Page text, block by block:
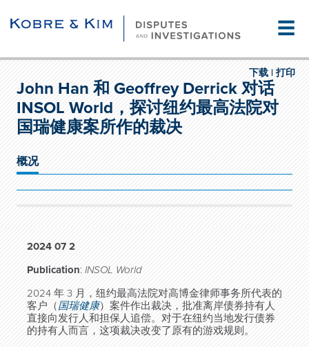
☰
打印
下载 |
John Han 和 Geoffrey Derrick 对话
INSOL World，探讨纽约最高法院对
国瑞健康案所作的裁决
概况
2024 07 2
Publication: INSOL World
2024 年 3 月，纽约最高法院对高博金律师事务所代表的
客户（国瑞健康）案件作出裁决，批准离岸债券持有人
直接向发行人和担保人追偿。对于在纽约当地发行债券
的持有人而言，这项裁决改变了原有的游戏规则。